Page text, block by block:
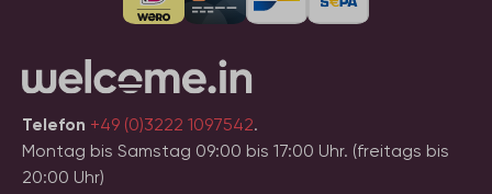
Telefon +49 (0)3222 1097542.
Montag bis Samstag 09:00 bis 17:00 Uhr. (freitags bis
20:00 Uhr)